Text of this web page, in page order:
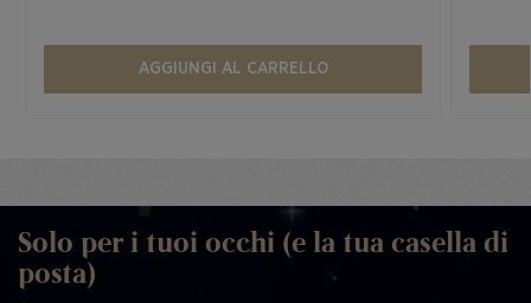
AGGIUNGI AL CARRELLO
Solo per i tuoi occhi (e la tua casella di
posta)